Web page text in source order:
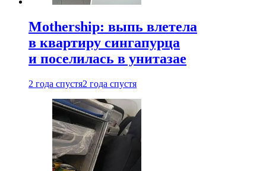
Mothership: выпь влетела
в квартиру сингапурца
и поселилась в унитазае
2 года спустя2 года спустя